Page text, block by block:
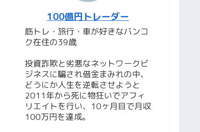
100億円トレーダー
筋トレ・旅行・車が好きなバンコ
ク在住の39歳
投資詐欺と劣悪なネットワークビ
ジネスに騙され借金まみれの中、
どうにか人生を逆転させようと
2011年から死に物狂いでアフィ
リエイトを行い、10ヶ月目で月収
100万円を達成。